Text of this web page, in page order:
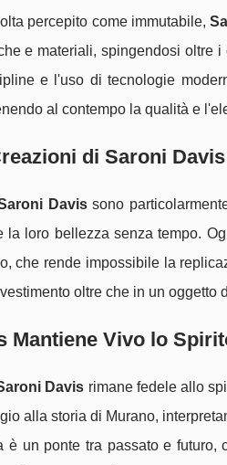
percepito come immutabile,
e materiali, spingendosi oltre
e l'uso di tecnologie
al contempo la qualità e
di Saroni
Davissono
la loro bellezza senza tempo.
che rende impossibile la
oltre che in un oggetto
Mantiene Vivo lo
Davis rimane fedele allo
alla storia di Murano,
è un ponte tra passato e